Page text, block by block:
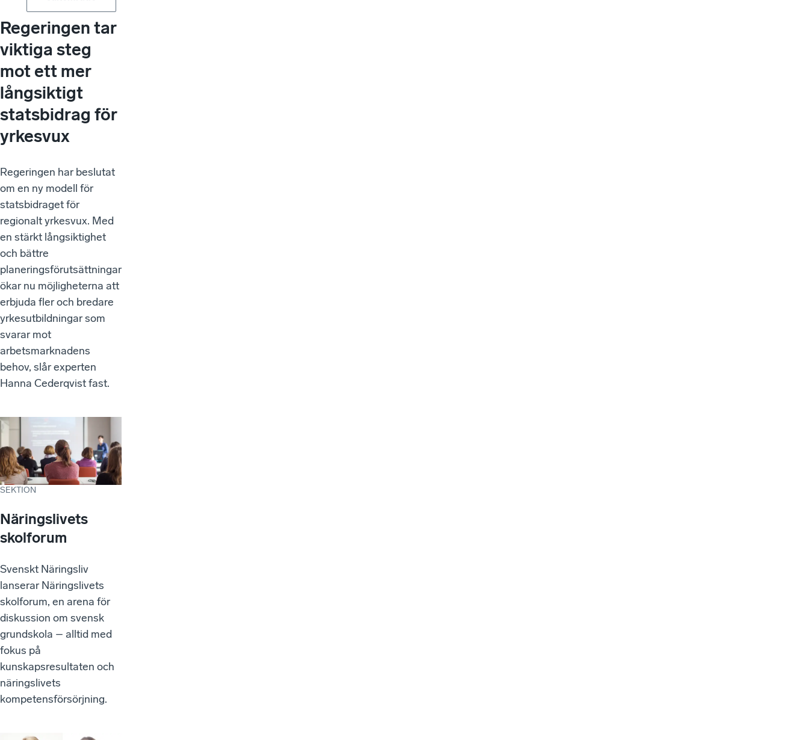
Regeringen tar
viktiga steg
mot ett mer
långsiktigt
statsbidrag för
yrkesvux
Regeringen har beslutat
om en ny modell för
statsbidraget för
regionalt yrkesvux. Med
en stärkt långsiktighet
och bättre
planeringsförutsättningar
ökar nu möjligheterna att
erbjuda fler och bredare
yrkesutbildningar som
svarar mot
arbetsmarknadens
behov, slår experten
Hanna Cederqvist fast.
SEKTION
Näringslivets
skolforum
Svenskt Näringsliv
lanserar Näringslivets
skolforum, en arena för
diskussion om svensk
grundskola – alltid med
fokus på
kunskapsresultaten och
näringslivets
kompetensförsörjning.